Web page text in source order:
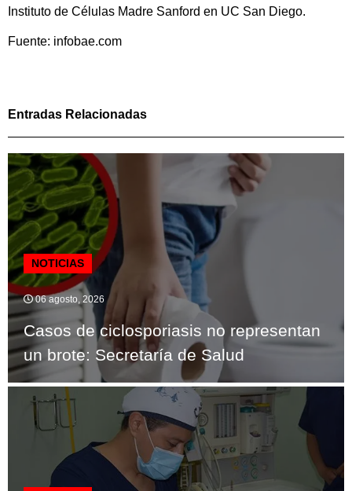
Instituto de Células Madre Sanford en UC San Diego.
Fuente: infobae.com
Entradas Relacionadas
NOTICIAS
06 agosto, 2026
Casos de ciclosporiasis no representan
un brote: Secretaría de Salud